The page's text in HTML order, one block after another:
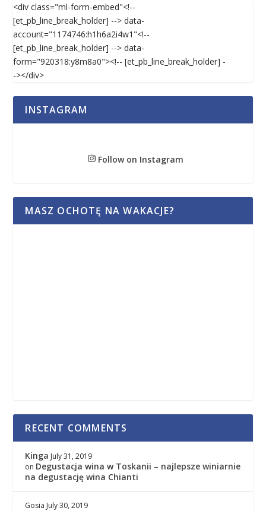
<div class="ml-form-embed"<!--
[et_pb_line_break_holder] --> data-
account="1174746:h1h6a2i4w1"<!--
[et_pb_line_break_holder] --> data-
form="920318:y8m8a0"><!-- [et_pb_line_break_holder] -
-></div>
INSTAGRAM
Follow on Instagram
MASZ OCHOTĘ NA WAKACJE?
RECENT COMMENTS
Kinga July 31, 2019
on Degustacja wina w Toskanii – najlepsze winiarnie
na degustację wina Chianti
Gosia July 30, 2019